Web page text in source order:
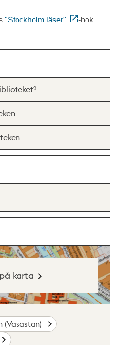
"Stockholm läser"
-bok
karta
(Vasastan)